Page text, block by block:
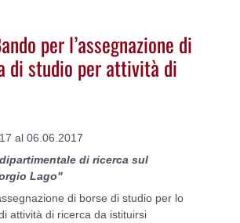
per l’assegnazione di
di studio per attività di
al 06.06.2017
di ricerca sul
Lago"
di borse di studio per lo
attività di ricerca da istituirsi